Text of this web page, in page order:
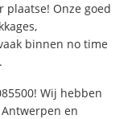
Onze goed
binnen no time
Wij hebben
en